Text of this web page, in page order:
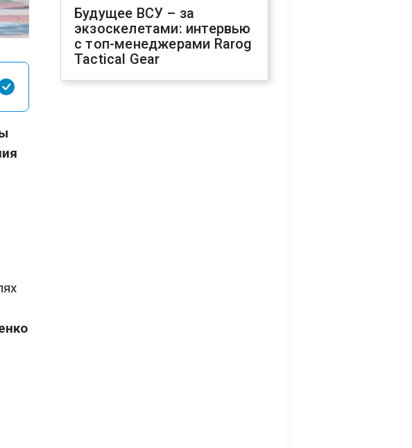
Будущее ВСУ – за
экзоскелетами: интервью
с топ-менеджерами Rarog
Tactical Gear